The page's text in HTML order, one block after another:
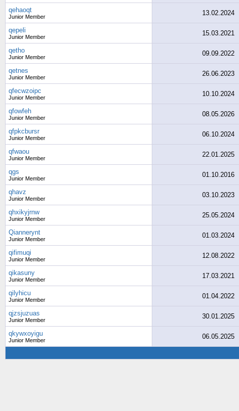
qehaoqt
Junior Member 13.02.2024
qepeli
Junior Member 15.03.2021
qetho
Junior Member 09.09.2022
qetnes
Junior Member 26.06.2023
qfecwzoipc
Junior Member 10.10.2024
qfowfeh
Junior Member 08.05.2026
qfpkcbursr
Junior Member 06.10.2024
qfwaou
Junior Member 22.01.2025
qgs
Junior Member 01.10.2016
qhavz
Junior Member 03.10.2023
qhxikyjrnw
Junior Member 25.05.2024
Qiannerynt
Junior Member 01.03.2024
qifimuqi
Junior Member 12.08.2022
qikasuny
Junior Member 17.03.2021
qilyhicu
Junior Member 01.04.2022
qjzsjuzuas
Junior Member 30.01.2025
qkywxoyigu
Junior Member 06.05.2025